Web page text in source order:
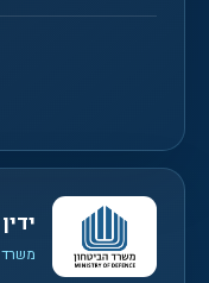
ידין
משרד